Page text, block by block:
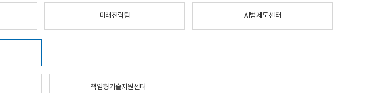
미래전략팀 AI법제도센터
책임형기술지원센터